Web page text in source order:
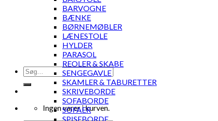
Søg
efter:
Ingen varer i kurven.
BARVOGNE
BÆNKE
BØRNEMØBLER
LÆNESTOLE
HYLDER
PARASOL
REOLER & SKABE
SENGEGAVLE
SKAMLER & TABURETTER
SKRIVEBORDE
SOFABORDE
SOFAER
SPISEBORDE